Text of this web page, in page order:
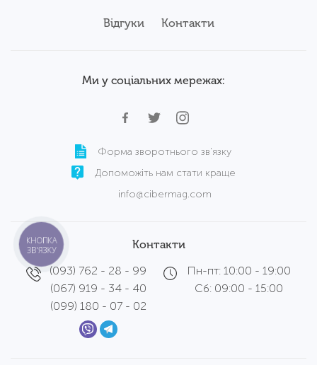
Відгуки Контакти
Ми у соціальних мережах:
Форма зворотнього зв'язку
Допоможіть нам стати краще
info@cibermag.com
Контакти
(093) 762 - 28 - 99
(067) 919 - 34 - 40
(099) 180 - 07 - 02
Пн-пт: 10:00 - 19:00
Сб: 09:00 - 15:00
КНОПКА
ЗВ'ЯЗКУ